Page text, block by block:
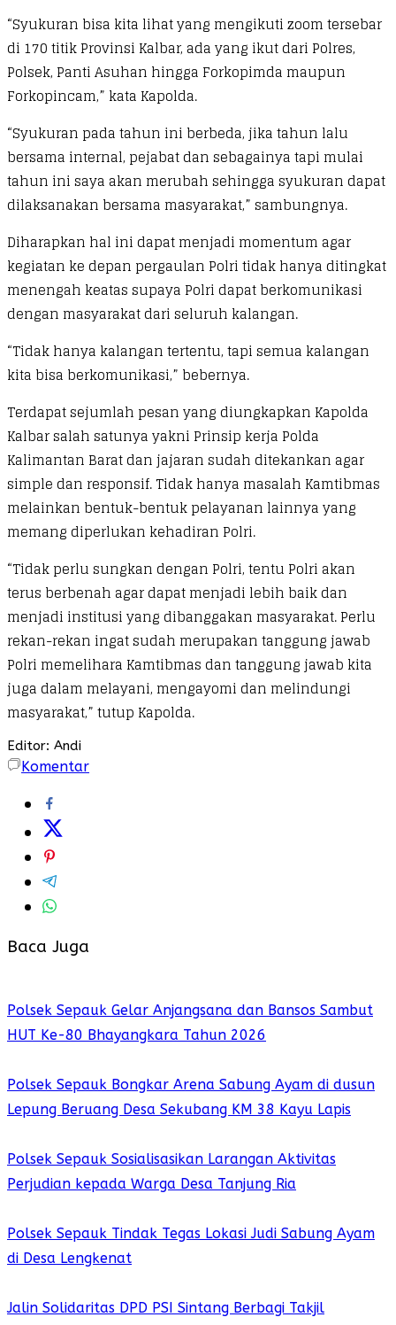
“Syukuran bisa kita lihat yang mengikuti zoom tersebar
di 170 titik Provinsi Kalbar, ada yang ikut dari Polres,
Polsek, Panti Asuhan hingga Forkopimda maupun
Forkopincam,” kata Kapolda.
“Syukuran pada tahun ini berbeda, jika tahun lalu
bersama internal, pejabat dan sebagainya tapi mulai
tahun ini saya akan merubah sehingga syukuran dapat
dilaksanakan bersama masyarakat,” sambungnya.
Diharapkan hal ini dapat menjadi momentum agar
kegiatan ke depan pergaulan Polri tidak hanya ditingkat
menengah keatas supaya Polri dapat berkomunikasi
dengan masyarakat dari seluruh kalangan.
“Tidak hanya kalangan tertentu, tapi semua kalangan
kita bisa berkomunikasi,” bebernya.
Terdapat sejumlah pesan yang diungkapkan Kapolda
Kalbar salah satunya yakni Prinsip kerja Polda
Kalimantan Barat dan jajaran sudah ditekankan agar
simple dan responsif. Tidak hanya masalah Kamtibmas
melainkan bentuk-bentuk pelayanan lainnya yang
memang diperlukan kehadiran Polri.
“Tidak perlu sungkan dengan Polri, tentu Polri akan
terus berbenah agar dapat menjadi lebih baik dan
menjadi institusi yang dibanggakan masyarakat. Perlu
rekan-rekan ingat sudah merupakan tanggung jawab
Polri memelihara Kamtibmas dan tanggung jawab kita
juga dalam melayani, mengayomi dan melindungi
masyarakat,” tutup Kapolda.
Editor: Andi
Komentar
Baca Juga
Polsek Sepauk Gelar Anjangsana dan Bansos Sambut
HUT Ke-80 Bhayangkara Tahun 2026
Polsek Sepauk Bongkar Arena Sabung Ayam di dusun
Lepung Beruang Desa Sekubang KM 38 Kayu Lapis
Polsek Sepauk Sosialisasikan Larangan Aktivitas
Perjudian kepada Warga Desa Tanjung Ria
Polsek Sepauk Tindak Tegas Lokasi Judi Sabung Ayam
di Desa Lengkenat
Jalin Solidaritas DPD PSI Sintang Berbagi Takjil